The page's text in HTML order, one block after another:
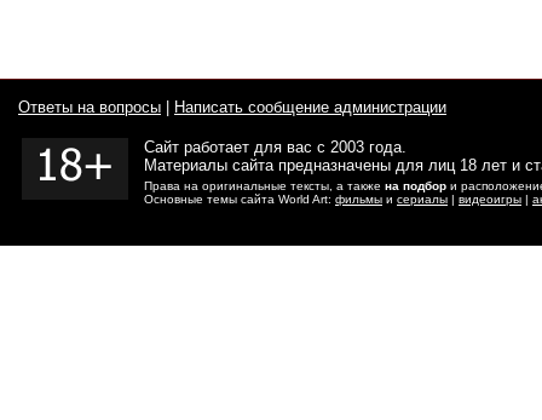
Ответы на вопросы Написать сообщение администрации
Сайт работает для вас с 2003 года.
Материалы сайта предназначены для лиц 18 лет и
Права на оригинальные тексты, а также на подбор и
Основные темы сайта World Art: фильмы и сериалы | видеоигры |